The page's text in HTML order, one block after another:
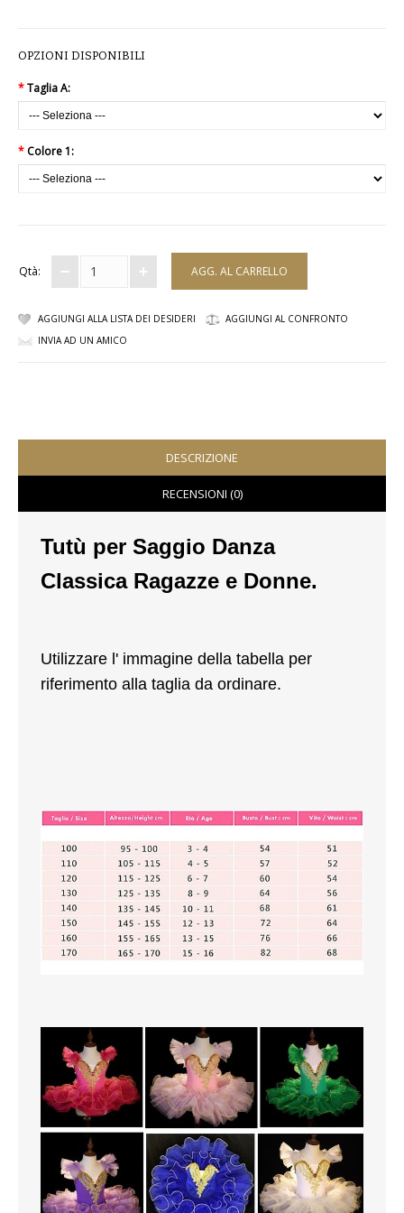
GIACCHE E CAPPOTTI
GONNE
SCUOLA
TOP
DONNA
ABBIGLIAMENTO SPORTIVO
CAFTANI
CARNEVALE
SCARPE
TAGLIE FORTI
TOP
TUTE PANTALONI
BAMBINO
CARNEVALE
CERIMONIA
COMPLETI
GIACCHE E CAPPOTTI
OPZIONI DISPONIBILI
*Taglia A:
* Colore 1:
Qtà:
AGGIUNGI ALLA LISTA DEI DESIDERI
AGGIUNGI AL CONFRONTO
INVIA AD UN AMICO
DESCRIZIONE
RECENSIONI (0)
Tutù per Saggio Danza
Classica Ragazze e Donne.
Utilizzare l' immagine della tabella per
riferimento alla taglia da ordinare.